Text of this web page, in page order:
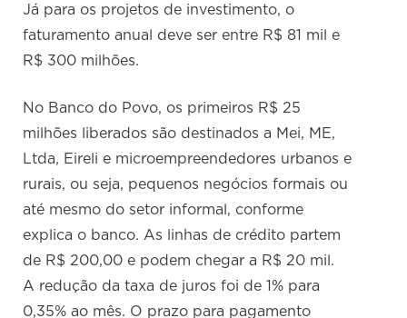
Já para os projetos de investimento, o
faturamento anual deve ser entre R$ 81 mil e
R$ 300 milhões.
No Banco do Povo, os primeiros R$ 25
milhões liberados são destinados a Mei, ME,
Ltda, Eireli e microempreendedores urbanos e
rurais, ou seja, pequenos negócios formais ou
até mesmo do setor informal, conforme
explica o banco. As linhas de crédito partem
de R$ 200,00 e podem chegar a R$ 20 mil.
A redução da taxa de juros foi de 1% para
0,35% ao mês. O prazo para pagamento